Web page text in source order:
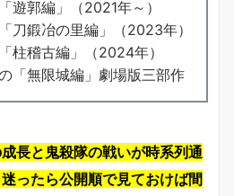
郭編」（2021年～）
鍛冶の里編」（2023年）
稽古編」（2024年）
無限城編」劇場版三部作
長と鬼殺隊の戦いが時系列通
ったら公開順で見ておけば間